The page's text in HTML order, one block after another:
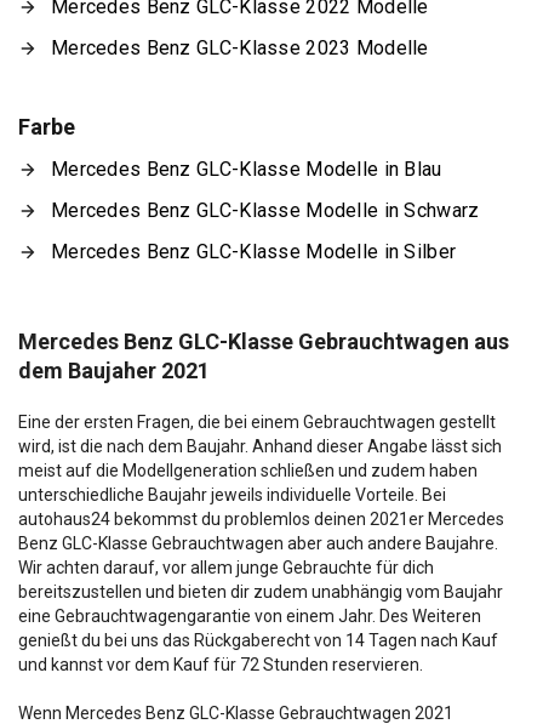
Mercedes Benz GLC-Klasse 2022 Modelle
Mercedes Benz GLC-Klasse 2023 Modelle
Farbe
Mercedes Benz GLC-Klasse Modelle in Blau
Mercedes Benz GLC-Klasse Modelle in Schwarz
Mercedes Benz GLC-Klasse Modelle in Silber
Mercedes Benz GLC-Klasse Gebrauchtwagen aus
dem Baujaher 2021
Eine der ersten Fragen, die bei einem Gebrauchtwagen gestellt
wird, ist die nach dem Baujahr. Anhand dieser Angabe lässt sich
meist auf die Modellgeneration schließen und zudem haben
unterschiedliche Baujahr jeweils individuelle Vorteile. Bei
autohaus24 bekommst du problemlos deinen 2021er Mercedes
Benz GLC-Klasse Gebrauchtwagen aber auch andere Baujahre.
Wir achten darauf, vor allem junge Gebrauchte für dich
bereitszustellen und bieten dir zudem unabhängig vom Baujahr
eine Gebrauchtwagengarantie von einem Jahr. Des Weiteren
genießt du bei uns das Rückgaberecht von 14 Tagen nach Kauf
und kannst vor dem Kauf für 72 Stunden reservieren.
Wenn Mercedes Benz GLC-Klasse Gebrauchtwagen 2021